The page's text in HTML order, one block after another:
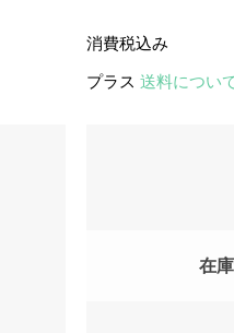
消費税込み
プラス送料につい
在